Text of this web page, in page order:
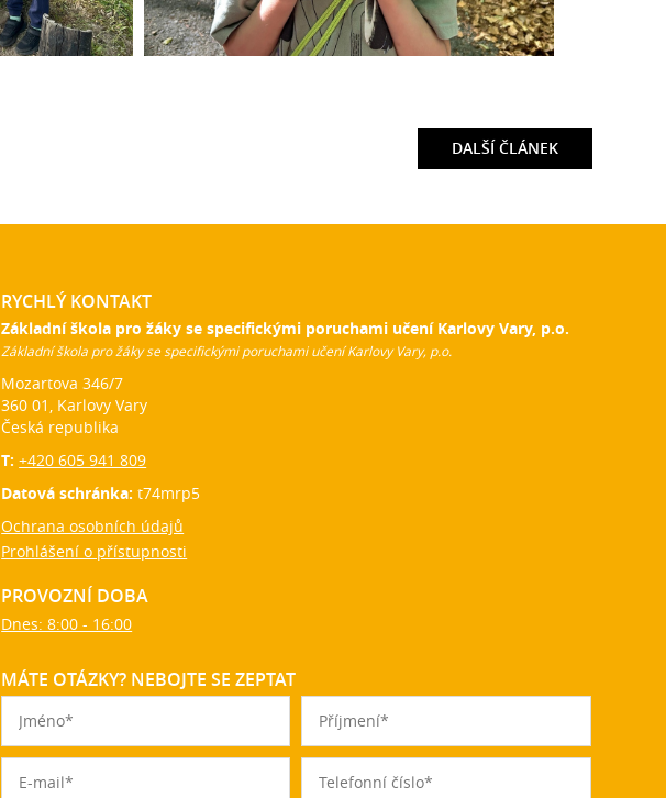
DALŠÍČLÁNEK
RYCHLÝ KONTAKT
Základní škola pro žáky se specifickými poruchami učení Karlovy Vary, p.o.
Základní škola pro žáky se specifickými poruchami učení Karlovy Vary, p.o.
Mozartova 346/7
360 01, Karlovy Vary
Česká republika
T:+420 605 941 809
Datová schránka:t74mrp5
Ochrana osobních údajů
Prohlášení o přístupnosti
PROVOZNÍ DOBA
Dnes: 8:00 - 16:00
MÁTE OTÁZKY? NEBOJTE SE ZEPTAT